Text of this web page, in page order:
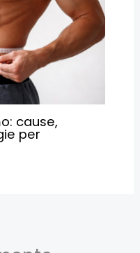
cause,
per